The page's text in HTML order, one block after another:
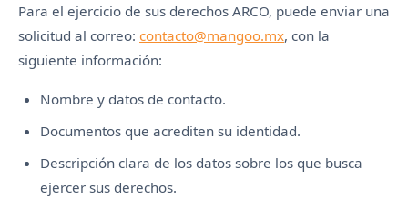
Para el ejercicio de sus derechos ARCO, puede enviar una
solicitud al correo: contacto@mangoo.mx, con la
siguiente información:
Nombre y datos de contacto.
Documentos que acrediten su identidad.
Descripción clara de los datos sobre los que busca
ejercer sus derechos.